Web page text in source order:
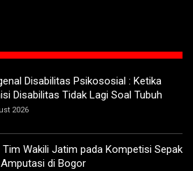
Disabilitas Psikososial : Ketika
Disabilitas Tidak Lagi Soal Tubuh
2026
Tim Wakili Jatim pada Kompetisi Sepak
di Bogor